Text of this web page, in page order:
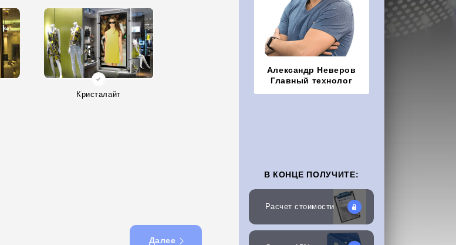
Кристалайт
Далее
Александр Неверов
Главный технолог
В КОНЦЕ ПОЛУЧИТЕ:
Расчет стоимости